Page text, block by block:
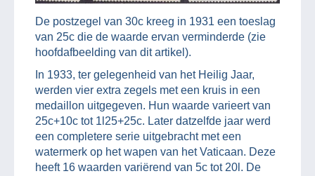
De postzegel van 30c kreeg in 1931 een toeslag
van 25c die de waarde ervan verminderde (zie
hoofdafbeelding van dit artikel).
In 1933, ter gelegenheid van het Heilig Jaar,
werden vier extra zegels met een kruis in een
medaillon uitgegeven. Hun waarde varieert van
25c+10c tot 1l25+25c. Later datzelfde jaar werd
een completere serie uitgebracht met een
watermerk op het wapen van het Vaticaan. Deze
heeft 16 waarden variërend van 5c tot 20l. De